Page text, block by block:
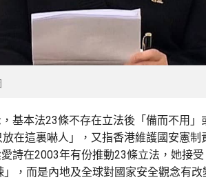
基本法23條不存在立法後「備而不用
在這裏嚇人」，又指香港維護國安憲
詩在2003年有份推動23條立法，她接
，而是內地及全球對國家安全觀念有